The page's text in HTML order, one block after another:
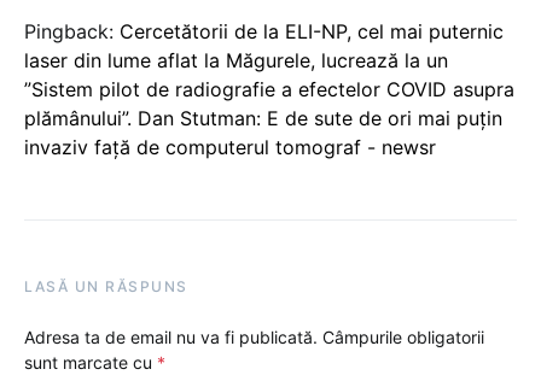
Pingback: Cercetătorii de la ELI-NP, cel mai puternic
laser din lume aflat la Măgurele, lucrează la un
”Sistem pilot de radiografie a efectelor COVID asupra
plămânului”. Dan Stutman: E de sute de ori mai puţin
invaziv faţă de computerul tomograf - newsr
LASĂ UN RĂSPUNS
Adresa ta de email nu va fi publicată. Câmpurile obligatorii
sunt marcate cu *